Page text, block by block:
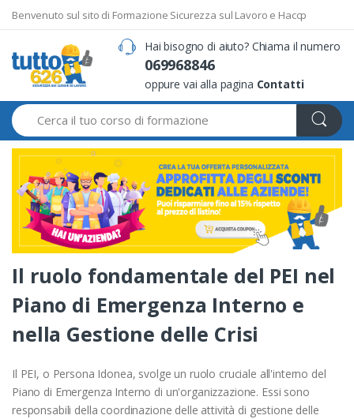
Benvenuto sul sito di Formazione Sicurezza sul Lavoro e Haccp
Hai bisogno di aiuto? Chiama il numero
069968846
oppure vai alla pagina Contatti
Search
Il ruolo fondamentale del PEI nel
Piano di Emergenza Interno e
nella Gestione delle Crisi
Il PEI, o Persona Idonea, svolge un ruolo cruciale all'interno del
Piano di Emergenza Interno di un'organizzazione. Essi sono
responsabili della coordinazione delle attività di gestione delle